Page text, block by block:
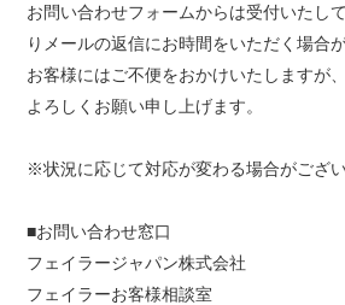
お問い合わせフォームからは受付いたし
りメールの返信にお時間をいただく場合
お客様にはご不便をおかけいたしますが
よろしくお願い申し上げます。
※状況に応じて対応が変わる場合がござい
■お問い合わせ窓口
フェイラージャパン株式会社
フェイラーお客様相談室